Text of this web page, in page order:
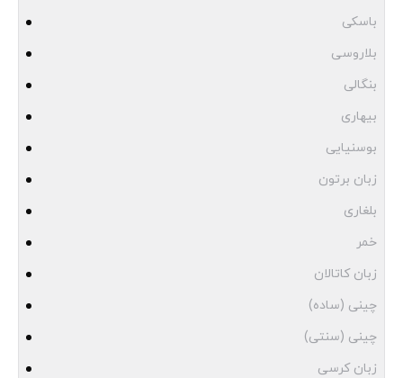
باسکی
بلاروسی
بنگالی
بیهاری
بوسنیایی
زبان برتون
بلغاری
خمر
زبان کاتالان
چینی (ساده)
چینی (سنتی)
زبان کرسی